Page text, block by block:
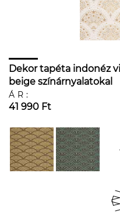
Dekor tapéta indonéz
beige színárnyalatokal
ÁR:
41 990 Ft